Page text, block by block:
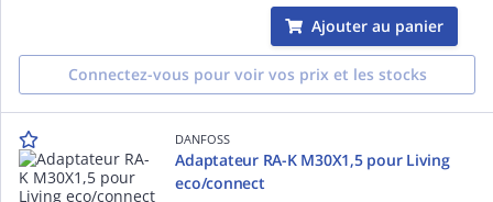
Ajouter au panier
Connectez-vous pour voir vos prix et les stocks
DANFOSS
Adaptateur RA-K M30X1,5 pour Living
eco/connect